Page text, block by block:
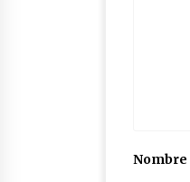
Nombre